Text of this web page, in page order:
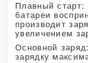
Плавный старт:
батареи
производит
увеличением
Основной
зарядку